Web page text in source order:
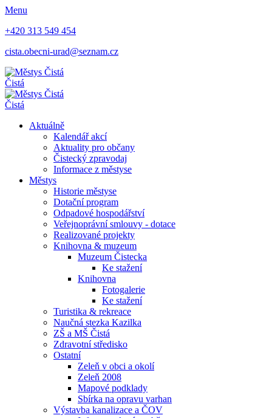
Menu
+420 313 549 454
cista.obecni-urad@seznam.cz
Čistá
Čistá
Aktuálně
Kalendář akcí
Aktuality pro občany
Čistecký zpravodaj
Informace z městyse
Městys
Historie městyse
Dotační program
Odpadové hospodářství
Veřejnoprávní smlouvy - dotace
Realizované projekty
Knihovna & muzeum
Muzeum Čistecka
Ke stažení
Knihovna
Fotogalerie
Ke stažení
Turistika & rekreace
Naučná stezka Kazilka
ZŠ a MŠ Čistá
Zdravotní středisko
Ostatní
Zeleň v obci a okolí
Zeleň 2008
Mapové podklady
Sbírka na opravu varhan
Výstavba kanalizace a ČOV